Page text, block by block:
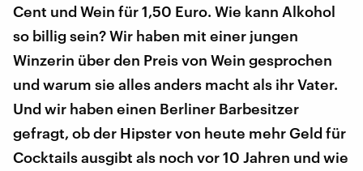
Cent und Wein für 1,50 Euro. Wie kann Alkohol
so billig sein? Wir haben mit einer jungen
Winzerin über den Preis von Wein gesprochen
und warum sie alles anders macht als ihr Vater.
Und wir haben einen Berliner Barbesitzer
gefragt, ob der Hipster von heute mehr Geld für
Cocktails ausgibt als noch vor 10 Jahren und wie